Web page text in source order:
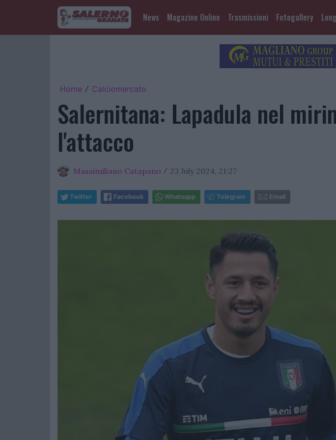
News Magazine Online Trasmissioni Fotogallery
Home / Calciomercato
Salernitana: Lapadula nel
l'attacco
Massimiliano Catapano / 23 July 2024, 21:27
Twitter Facebook Whatsapp Telegram Email